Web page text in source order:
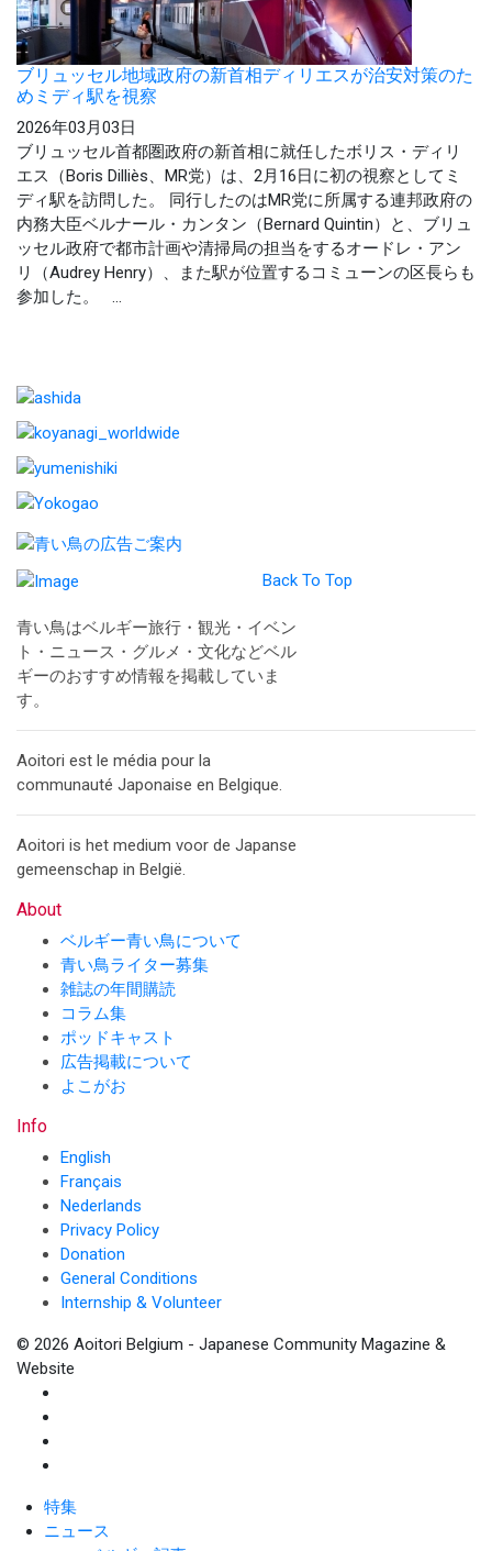
ブリュッセル地域政府の新首相ディリエスが治安対策のた
めミディ駅を視察
2026年03月03日
ブリュッセル首都圏政府の新首相に就任したボリス・ディリ
エス（Boris Dilliès、MR党）は、2月16日に初の視察としてミ
ディ駅を訪問した。 同行したのはMR党に所属する連邦政府の
内務大臣ベルナール・カンタン（Bernard Quintin）と、ブリュ
ッセル政府で都市計画や清掃局の担当をするオードレ・アン
リ（Audrey Henry）、また駅が位置するコミューンの区長らも
参加した。 ...
Back To Top
青い鳥はベルギー旅行・観光・イベン
ト・ニュース・グルメ・文化などベル
ギーのおすすめ情報を掲載していま
す。
Aoitori est le média pour la
communauté Japonaise en Belgique.
Aoitori is het medium voor de Japanse
gemeenschap in België.
About
ベルギー青い鳥について
青い鳥ライター募集
雑誌の年間購読
コラム集
ポッドキャスト
広告掲載について
よこがお
Info
English
Français
Nederlands
Privacy Policy
Donation
General Conditions
Internship & Volunteer
© 2026 Aoitori Belgium - Japanese Community Magazine &
Website
特集
ニュース